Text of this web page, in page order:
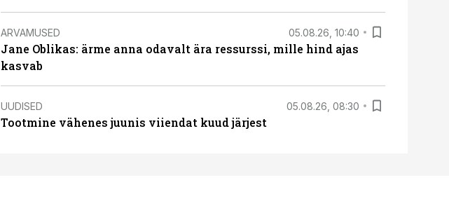
ARVAMUSED 05.08.26, 10:40
Jane Oblikas: ärme anna odavalt ära ressurssi, mille hind ajas
kasvab
UUDISED 05.08.26, 08:30
Tootmine vähenes juunis viiendat kuud järjest